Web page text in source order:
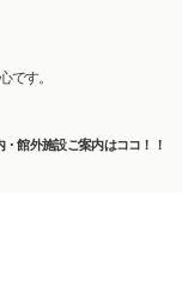
です。
・館外施設ご案内はココ！！